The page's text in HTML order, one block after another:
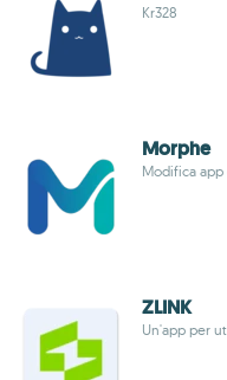
Kr328
Morphe
Modifica app
ZLINK
Un'app per